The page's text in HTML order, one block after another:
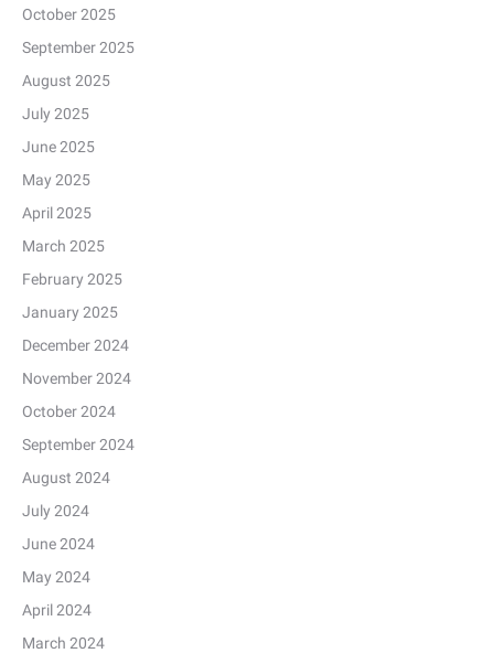
October 2025
September 2025
August 2025
July 2025
June 2025
May 2025
April 2025
March 2025
February 2025
January 2025
December 2024
November 2024
October 2024
September 2024
August 2024
July 2024
June 2024
May 2024
April 2024
March 2024